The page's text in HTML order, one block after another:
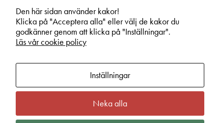
Kontakta din lokala Fronta expert
Vår service
Kampanjer
Fronta Sverige AB
Om oss
Information
Cookie information
Integritetspolicy
Den här sidan använder kakor!
Klicka på "Acceptera alla" eller välj de kakor du
godkänner genom att klicka på "Inställningar".
Läs vår cookie policy
Inställningar
Neka allaNödvändiga